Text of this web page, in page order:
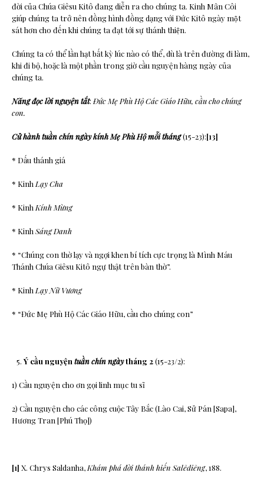
đời của Chúa Giêsu Kitô đang diễn ra cho chúng ta. Kinh Mân Côi
giúp chúng ta trở nên đồng hình đồng dạng với Đức Kitô ngày một
sát hơn cho đến khi chúng ta đạt tới sự thánh thiện.
Chúng ta có thể lần hạt bất kỳ lúc nào có thể, dù là trên đường đi làm,
khi đi bộ, hoặc là một phần trong giờ cầu nguyện hàng ngày của
chúng ta.
Năng đọc lời nguyện tắt: Đức Mẹ Phù Hộ Các Giáo Hữu, cầu cho chúng
con.
Cử hành tuần chín ngày kính Mẹ Phù Hộ mỗi tháng(15-23):[13]
* Dấu thánh giá
* Kinh Lạy Cha
* Kinh Kính Mừng
* Kinh Sáng Danh
* “Chúng con thờ lạy và ngợi khen bí tích cực trọng là Mình Máu
Thánh Chúa Giêsu Kitô ngự thật trên bàn thờ”.
* Kinh Lạy Nữ Vương
* “Đức Mẹ Phù Hộ Các Giáo Hữu, cầu cho chúng con”
Ý cầu nguyện tuần chín ngàytháng 2(15-23/2):
1) Cầu nguyện cho ơn gọi linh mục tu sĩ
2) Cầu nguyện cho các công cuộc Tây Bắc (Lào Cai, Sử Pán [Sapa],
Hương Tran [Phú Thọ])
[1] X. Chrys Saldanha, Khám phá đời thánh hiến Salêdiêng, 188.